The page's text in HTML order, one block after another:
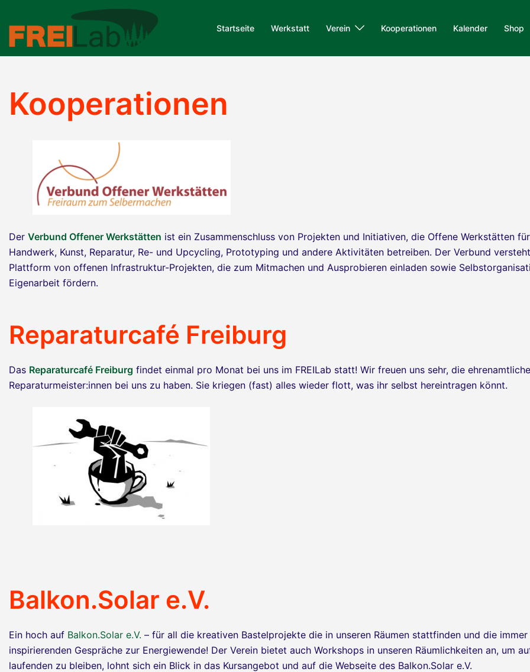
Inhalt
springen
Startseite Werkstatt Verein Kooperationen Kalender Shop
Kooperationen
Der Verbund Offener Werkstätten ist ein Zusammenschluss von Projekten und Initiativen, die Offene Werkstätten für
Handwerk, Kunst, Reparatur, Re- und Upcycling, Prototyping und andere Aktivitäten betreiben. Der Verbund
Plattform von offenen Infrastruktur-Projekten, die zum Mitmachen und Ausprobieren einladen sowie
Eigenarbeit fördern.
Reparaturcafé Freiburg
Das Reparaturcafé Freiburg findet einmal pro Monat bei uns im FREILab statt! Wir freuen uns sehr, die
Reparaturmeister:innen bei uns zu haben. Sie kriegen (fast) alles wieder flott, was ihr selbst hereintragen könnt.
Balkon.Solar e.V.
Ein hoch auf Balkon.Solar e.V. – für all die kreativen Bastelprojekte die in unseren Räumen stattfinden und die
inspirierenden Gespräche zur Energiewende! Der Verein bietet auch Workshops in unseren Räumlichkeiten an, um
laufenden zu bleiben, lohnt sich ein Blick in das Kursangebot und auf die Webseite des Balkon.Solar e.V.